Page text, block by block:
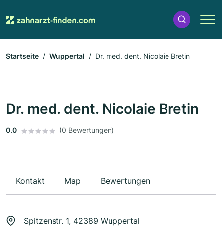
Startseite Wuppertal Dr. med. dent. Nicolaie Bretin
Dr. med. dent. Nicolaie Bretin
0.0 (0 Bewertungen)
Kontakt Map Bewertungen
Spitzenstr. 1, 42389 Wuppertal